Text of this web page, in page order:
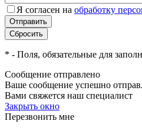
Я согласен на обработку
* - Поля, обязательные для
Сообщение отправлено
Ваше сообщение успешно
Вами свяжется наш специалист
Закрыть окно
Перезвонить мне